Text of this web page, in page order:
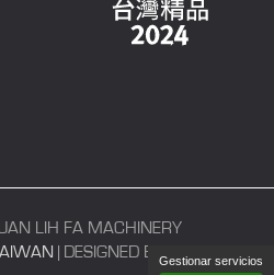
LIH FA MACHINERY
| DESIGNED BY POLARIS
Gestionar servicios